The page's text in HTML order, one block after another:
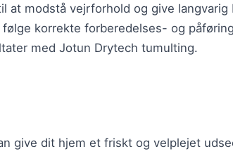
at modstå vejrforhold og give langvarig
korrekte forberedelses- og
med Jotun Drytech tumulting.
give dit hjem et friskt og velplejet